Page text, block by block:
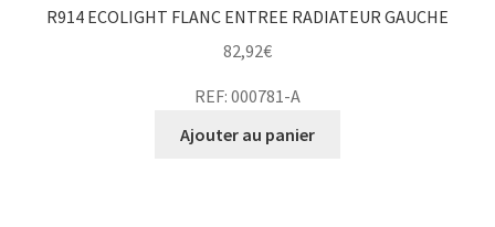
R914 ECOLIGHT FLANC ENTREE RADIATEUR GAUCHE
82,92€
REF: 000781-A
Ajouter au panier